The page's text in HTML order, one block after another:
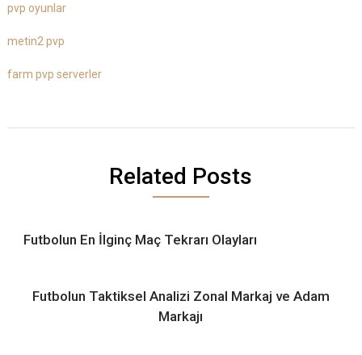
pvp oyunlar
metin2 pvp
farm pvp serverler
Related Posts
Futbolun En İlginç Maç Tekrarı Olayları
Futbolun Taktiksel Analizi Zonal Markaj ve Adam
Markajı